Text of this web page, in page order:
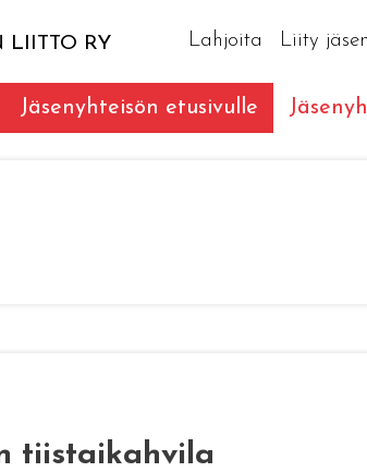
LIITTO RY Lahjoita Liity
Jäsenyhteisön etusivulle
tiistaikahvila